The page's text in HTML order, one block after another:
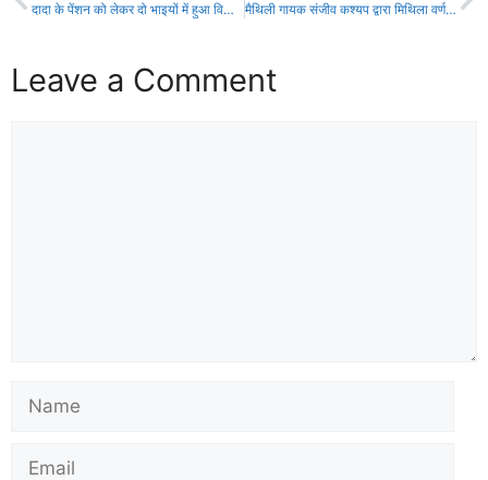
दादा के पेंशन को लेकर दो भाइयों में हुआ विवाद व फायरिंग, दोनों गिरफ्तार! मैथिली गायक संजीव कश्यप द्वारा मिथिला वर्णन व लोकगीतों का एल्बम जारी!
Leave a Comment